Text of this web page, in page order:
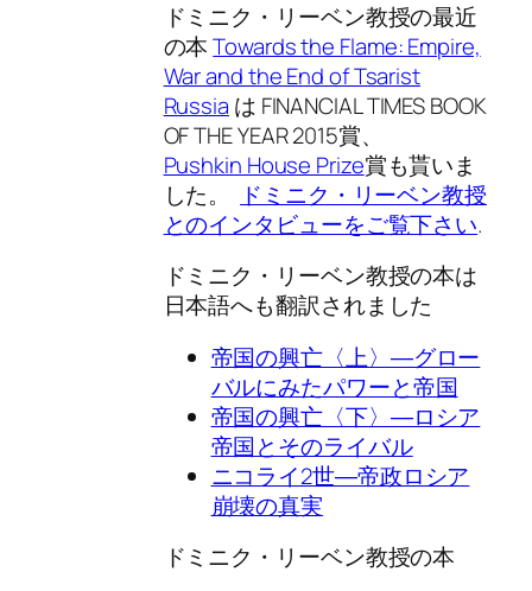
ドミニク・リーベン教授の最近
の本Towards the Flame: Empire,
War and the End of Tsarist
Russia は FINANCIAL TIMES BOOK
OF THE YEAR 2015賞、
Pushkin House Prize賞も貰いま
した。
ドミニク・リーベン教授
とのインタビューをご覧下さい.
ドミニク・リーベン教授の本は
日本語へも翻訳されました
帝国の興亡〈上〉―グロー
バルにみたパワーと帝国
帝国の興亡〈下〉―ロシア
帝国とそのライバル
ニコライ2世―帝政ロシア
崩壊の真実
ドミニク・リーベン教授の本